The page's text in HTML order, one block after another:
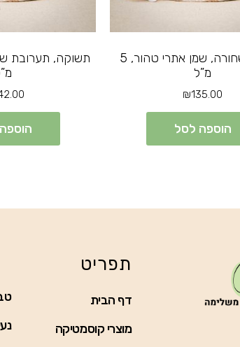
אשוחית שחורה, שמן אתרי טהור, 5
מ”ל
₪135.00
הוספה לסל
תפריט
דף הבית
מוצרי קוסמטיקה